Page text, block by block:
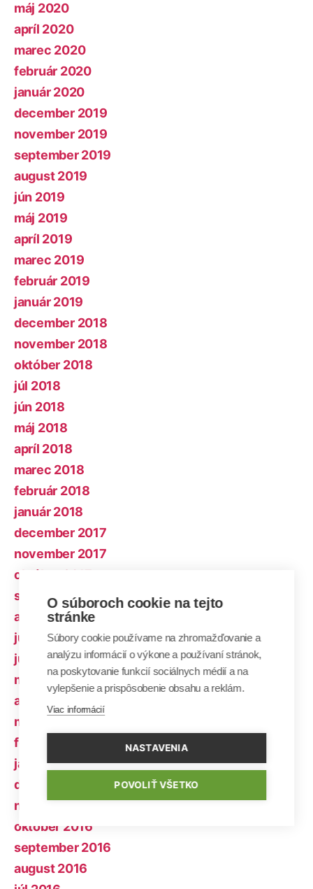
máj 2020
apríl 2020
marec 2020
február 2020
január 2020
december 2019
november 2019
september 2019
august 2019
jún 2019
máj 2019
apríl 2019
marec 2019
február 2019
január 2019
december 2018
november 2018
október 2018
júl 2018
jún 2018
máj 2018
apríl 2018
marec 2018
február 2018
január 2018
december 2017
november 2017
október 2017
september 2017
august 2017
júl 2017
jún 2017
máj 2017
apríl 2017
marec 2017
február 2017
január 2017
december 2016
november 2016
október 2016
september 2016
august 2016
O súboroch cookie na tejto
stránke
Súbory cookie používame na zhromažďovanie a
analýzu informácií o výkone a používaní stránok,
na poskytovanie funkcií sociálnych médií a na
vylepšenie a prispôsobenie obsahu a reklám.
Viac informácií
NASTAVENIA
POVOLIŤ VŠETKO